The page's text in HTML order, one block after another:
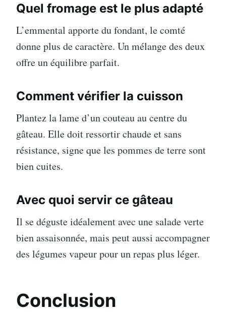
Quel fromage est le plus adapté
L’emmental apporte du fondant, le comté
donne plus de caractère. Un mélange des deux
offre un équilibre parfait.
Comment vérifier la cuisson
Plantez la lame d’un couteau au centre du
gâteau. Elle doit ressortir chaude et sans
résistance, signe que les pommes de terre sont
bien cuites.
Avec quoi servir ce gâteau
Il se déguste idéalement avec une salade verte
bien assaisonnée, mais peut aussi accompagner
des légumes vapeur pour un repas plus léger.
Conclusion